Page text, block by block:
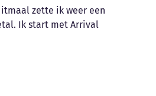
zette ik weer een
Ik start met Arrival